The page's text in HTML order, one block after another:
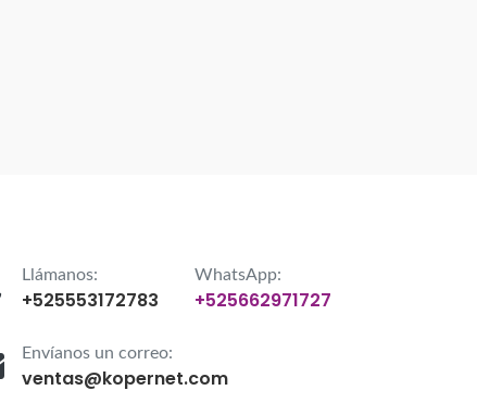
Llámanos:
+525553172783
WhatsApp:
+525662971727
Envíanos un correo:
ventas@kopernet.com